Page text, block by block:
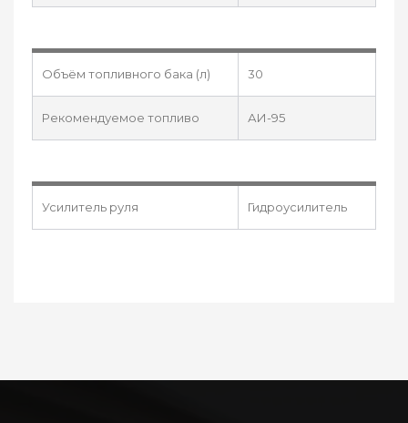
Объём топливного бака (л) 30
Рекомендуемое топливо АИ-95
Усилитель руля Гидроусилитель